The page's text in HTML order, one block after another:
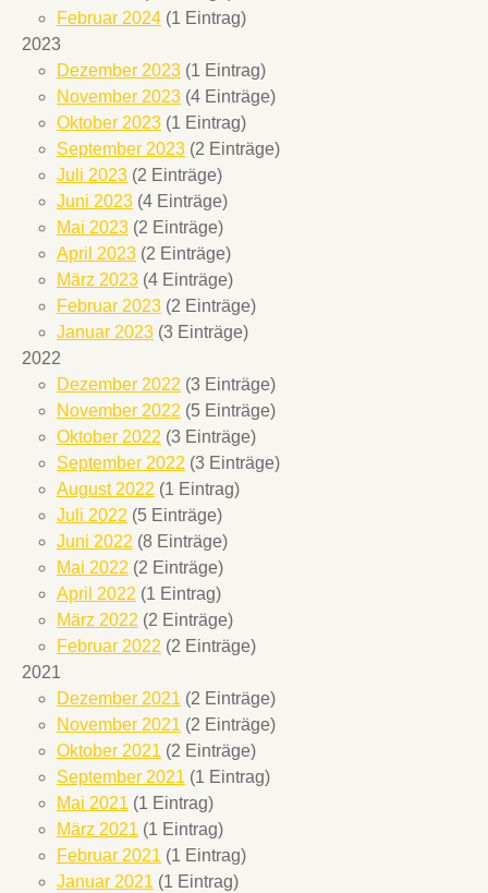
Februar 2024 (1 Eintrag)
2023
Dezember 2023 (1 Eintrag)
November 2023 (4 Einträge)
Oktober 2023 (1 Eintrag)
September 2023 (2 Einträge)
Juli 2023 (2 Einträge)
Juni 2023 (4 Einträge)
Mai 2023 (2 Einträge)
April 2023 (2 Einträge)
März 2023 (4 Einträge)
Februar 2023 (2 Einträge)
Januar 2023 (3 Einträge)
2022
Dezember 2022 (3 Einträge)
November 2022 (5 Einträge)
Oktober 2022 (3 Einträge)
September 2022 (3 Einträge)
August 2022 (1 Eintrag)
Juli 2022 (5 Einträge)
Juni 2022 (8 Einträge)
Mai 2022 (2 Einträge)
April 2022 (1 Eintrag)
März 2022 (2 Einträge)
Februar 2022 (2 Einträge)
2021
Dezember 2021 (2 Einträge)
November 2021 (2 Einträge)
Oktober 2021 (2 Einträge)
September 2021 (1 Eintrag)
Mai 2021 (1 Eintrag)
März 2021 (1 Eintrag)
Februar 2021 (1 Eintrag)
Januar 2021 (1 Eintrag)